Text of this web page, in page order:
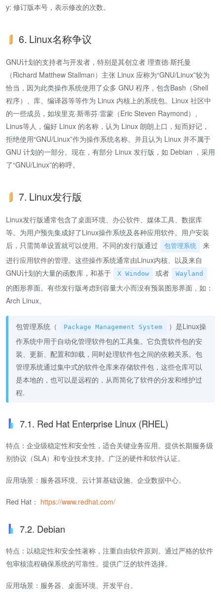
y: 修订版本号，表示修改的次数。
6. Linux名称争议
GNU计划的支持者与开发者，特别是其创立者 理查德·斯托曼
（Richard Matthew Stallman）主张 Linux 应称为“GNU/Linux”较为
恰当，因为此类操作系统使用了众多 GNU 程序，包含Bash（Shell
程序）、库、编译器等等作为 Linux 内核上的系统包。Linux 社区中
的一些成员，如埃里克·斯蒂芬·雷蒙（Eric Steven Raymond）、
Linus等人，偏好 Linux 的名称，认为 Linux 朗朗上口，短而好记，
拒绝使用“GNU/Linux”作为操作系统名称。并且认为 Linux 并不属于
GNU 计划的一部分。现在，有部分 Linux 发行版，如 Debian ，采用
了“GNU/Linux”的称呼。
7. Linux发行版
Linux发行版通常包含了桌面环境、办公软件、媒体工具、数据库
等。为用户预先集成好了Linux操作系统及各种应用软件。用户安装
后，只需简单设置就可以使用。不同的发行版通过
包管理系统
来
进行应用软件的管理。这些操作系统通常由Linux内核、以及来自
GNU计划的大量的函数库，和基于
X Window 或者 Wayland
的图形界面。有些发行版考虑到容量大小而没有预装图形界面，如：
Arch Linux。
包管理系统（ Package Management System
）是Linux操
作系统中用于自动化管理软件包的工具集。它负责软件包的安
装、更新、配置和卸载，同时处理软件包之间的依赖关系。包
管理系统通过集中式的软件仓库来存储软件包，这些仓库可以
是本地的，也可以是远程的，从而简化了软件的分发和维护过
程.
7.1. Red Hat Enterprise Linux (RHEL)
特点：企业级稳定性和安全性，适合关键业务应用。提供长期服务级
别协议（SLA）和专业技术支持。广泛的硬件和软件认证。
应用场景：服务器环境、云计算基础设施、企业数据中心。
Red Hat： https://www.redhat.com/
7.2. Debian
特点：以稳定性和安全性著称，注重自由软件原则。通过严格的软件
包审核流程确保系统的可靠性。提供广泛的软件选择。
应用场景：服务器、桌面环境、开发平台。